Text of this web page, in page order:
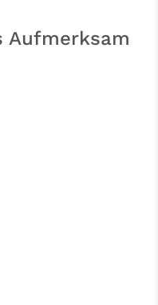
Aufmerksam